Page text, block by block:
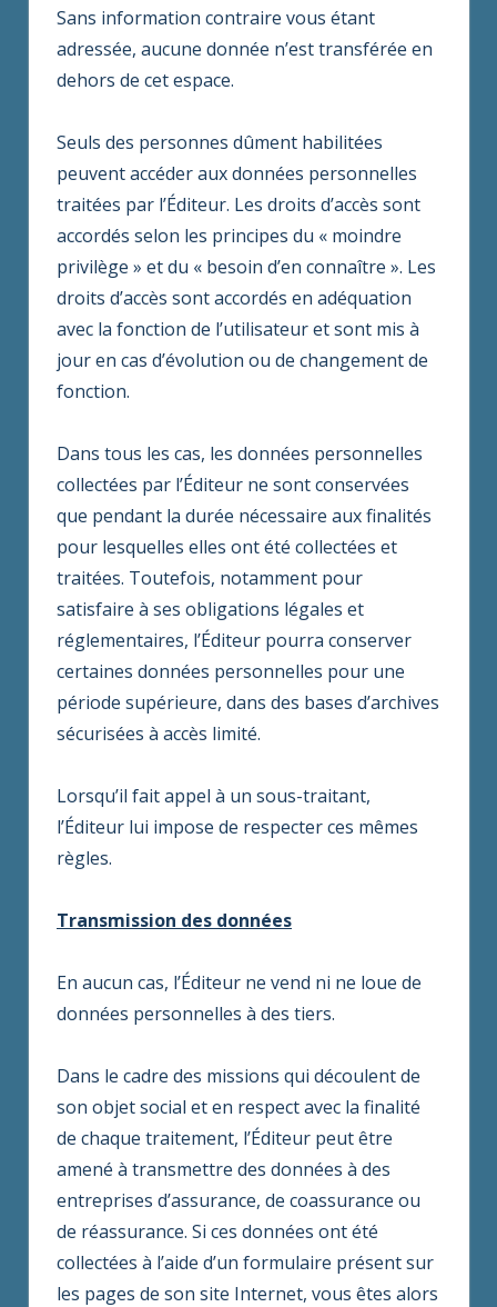
Sans information contraire vous étant
adressée, aucune donnée n’est transférée en
dehors de cet espace.
Seuls des personnes dûment habilitées
peuvent accéder aux données personnelles
traitées par l’Éditeur. Les droits d’accès sont
accordés selon les principes du « moindre
privilège » et du « besoin d’en connaître ». Les
droits d’accès sont accordés en adéquation
avec la fonction de l’utilisateur et sont mis à
jour en cas d’évolution ou de changement de
fonction.
Dans tous les cas, les données personnelles
collectées par l’Éditeur ne sont conservées
que pendant la durée nécessaire aux finalités
pour lesquelles elles ont été collectées et
traitées. Toutefois, notamment pour
satisfaire à ses obligations légales et
réglementaires, l’Éditeur pourra conserver
certaines données personnelles pour une
période supérieure, dans des bases d’archives
sécurisées à accès limité.
Lorsqu’il fait appel à un sous-traitant,
l’Éditeur lui impose de respecter ces mêmes
règles.
Transmission des données
En aucun cas, l’Éditeur ne vend ni ne loue de
données personnelles à des tiers.
Dans le cadre des missions qui découlent de
son objet social et en respect avec la finalité
de chaque traitement, l’Éditeur peut être
amené à transmettre des données à des
entreprises d’assurance, de coassurance ou
de réassurance. Si ces données ont été
collectées à l’aide d’un formulaire présent sur
les pages de son site Internet, vous êtes alors